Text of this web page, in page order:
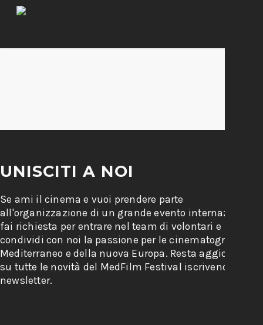
UNISCITI A NOI
Se ami il cinema e vuoi prendere parte
all'organizzazione di un grande evento internazionale,
fai richiesta per entrare nel team di volontari e
condividi con noi la passione per le cinematografie del
Mediterraneo e della nuova Europa. Resta aggiornato
su tutte le novità del MedFilm Festival iscrivendoti alla
newsletter.